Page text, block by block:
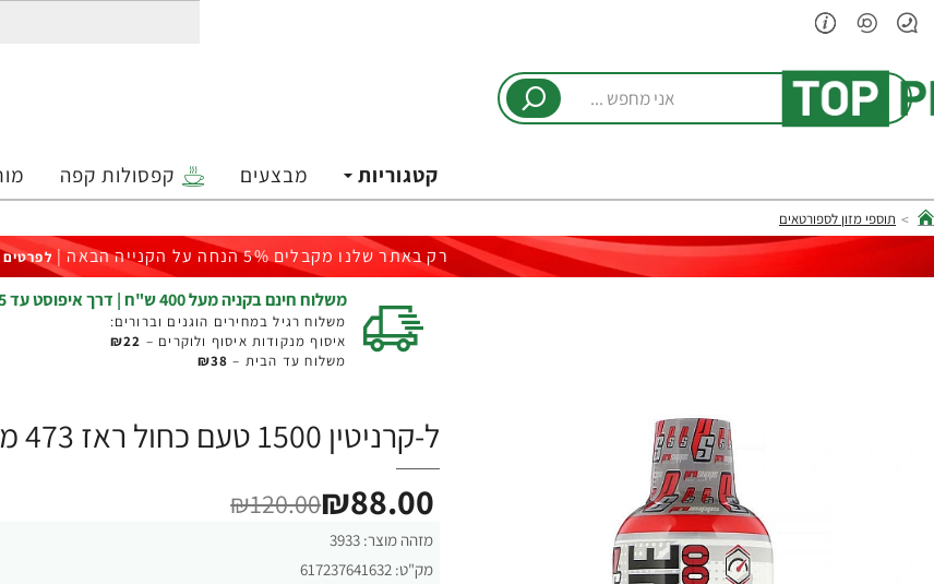
מחפש
קטגוריות מבצעים קפסולות קפה
home
תוספי מזון לספורטאים
רק באתר שלנו מקבלים 5% הנחה על הקנייה הבאה | לפרטים
משלוח חינם בקניה מעל 400 ש"ח | דרך איפוסט עד 5 ק"ג
משלוח רגיל במחירים הוגנים וברורים:
איסוף מנקודות איסוף ולוקרים – ₪22
משלוח עד הבית – ₪38
ל-קרניטין 1500 טעם כחול ראז 473 מ"ל - ProSupps
מזהה מוצר: 3933
מק"ט: 617237641632
₪88.00
₪120.00